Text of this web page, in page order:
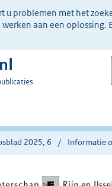
u problemen met het
aan een oplossing.
2025, 6 Informatie